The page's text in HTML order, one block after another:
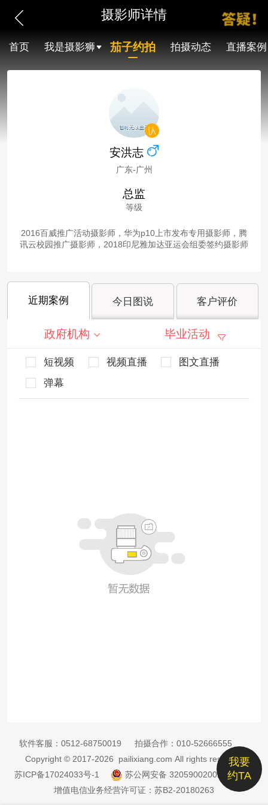
摄影师详情
首页 我是摄影狮 茄子约拍 拍摄动态 直播案例
安洪志
广东-广州
总监
等级
2016百威推广活动摄影师，华为p10上市发布专用摄影师，腾
讯云校园推广摄影师，2018印尼雅加达亚运会组委签约摄影师
近期案例 今日图说 客户评价
政府机构 毕业活动
短视频 视频直播
图文直播
弹幕
我要
约TA
软件客服： 0512-68750019 拍摄合作： 010-52666555
Copyright © 2017-2026 pailixiang.com All rights reserved
苏ICP备17024033号-1
苏公网安备 32059002002885号
增值电信业务经营许可证：苏B2-20180263